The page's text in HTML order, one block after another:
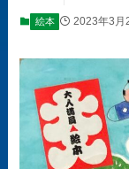
絵本 2023年3月